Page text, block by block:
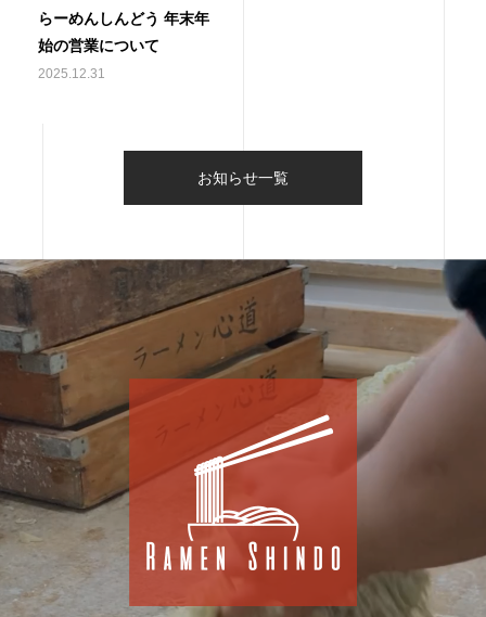
らーめんしんどう 年末年
始の営業について
2025.12.31
お知らせ一覧